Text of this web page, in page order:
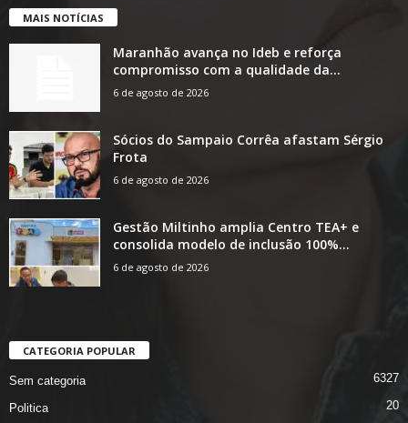
MAIS NOTÍCIAS
Maranhão avança no Ideb e reforça
compromisso com a qualidade da...
6 de agosto de 2026
Sócios do Sampaio Corrêa afastam Sérgio
Frota
6 de agosto de 2026
Gestão Miltinho amplia Centro TEA+ e
consolida modelo de inclusão 100%...
6 de agosto de 2026
CATEGORIA POPULAR
Sem categoria 6327
Politica 20